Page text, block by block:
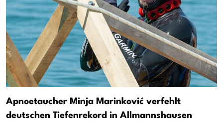
Apnoetaucher Minja Marinković verfehlt
deutschen Tiefenrekord in Allmannshausen